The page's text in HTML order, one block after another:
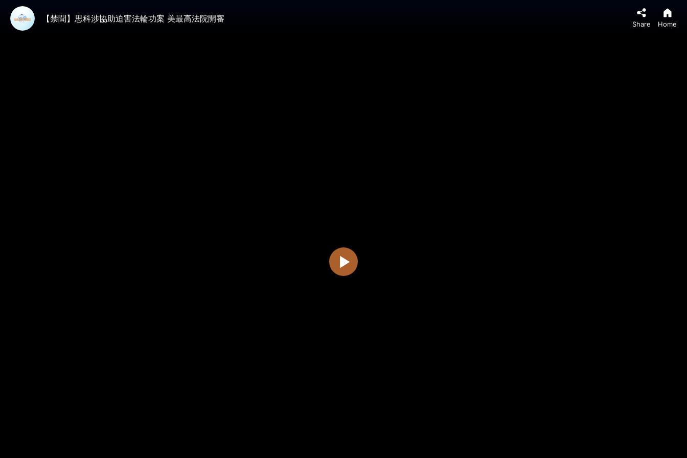
【禁聞】思科涉協助迫害法輪功案 美最高法院開審
Share Home